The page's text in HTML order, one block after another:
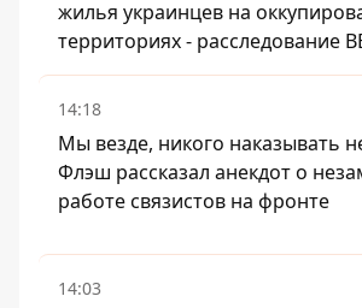
жилья украинцев на
территориях - расследование
14:18
Мы везде, никого наказывать
Флэш рассказал анекдот о
работе связистов на фронте
14:03